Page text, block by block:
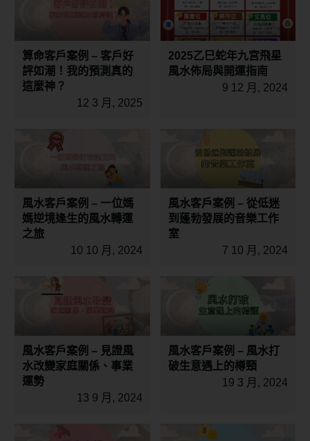
算命客戶案例 – 客戶好
評如潮！我的預測真的
這麼神？
12 3 月, 2025
2025乙巳蛇年九宮飛星
風水佈局與開運指南
9 12 月, 2024
風水客戶案例 – 一位媽
媽逆境逢生的風水轉運
之旅
10 10 月, 2024
風水客戶案例 – 從低迷
到蓬勃發展的音樂工作
室
7 10 月, 2024
風水客戶案例 – 見證風
水改變家庭關係、事業
運勢
13 9 月, 2024
風水客戶案例 – 風水打
破生意遇上的樽頸
19 3 月, 2024